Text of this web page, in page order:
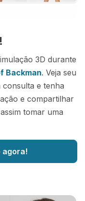
3D durante
Backman. Veja seu
e tenha
e compartilhar
tomar uma
agora!